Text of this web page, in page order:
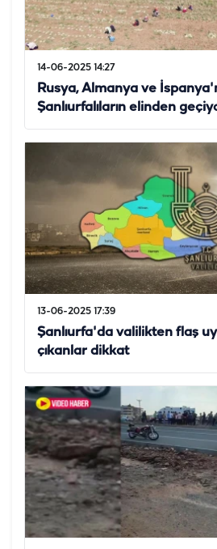
14-06-2025 14:27
Rusya, Almanya ve
Şanlıurfalıların elinden
13-06-2025 17:39
Şanlıurfa'da valilikten flaş
çıkanlar dikkat